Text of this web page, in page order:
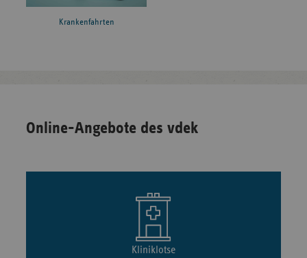
Krankenfahrten
Online-Angebote des vdek
Kliniklotse